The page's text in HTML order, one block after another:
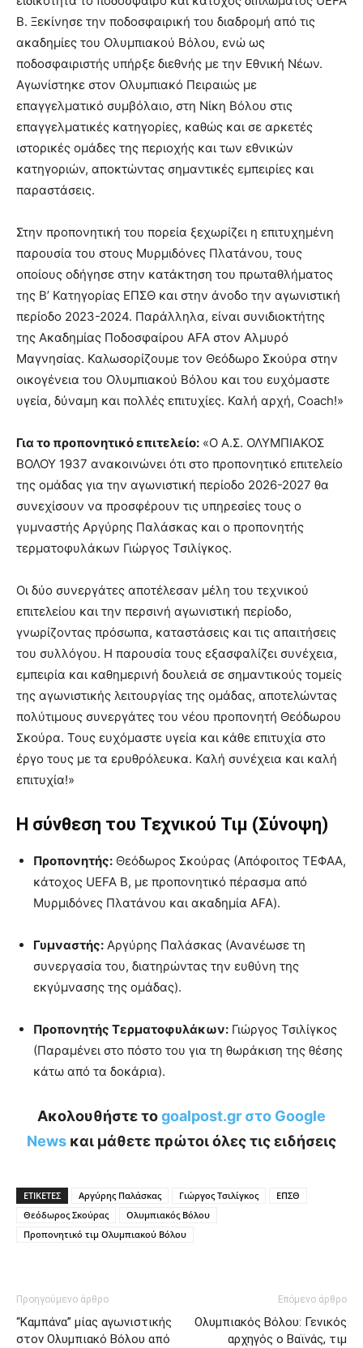
B. Ξεκίνησε την ποδοσφαιρική του διαδρομή από τις
ακαδημίες του Ολυμπιακού Βόλου, ενώ ως
ποδοσφαιριστής υπήρξε διεθνής με την Εθνική Νέων.
Αγωνίστηκε στον Ολυμπιακό Πειραιώς με
επαγγελματικό συμβόλαιο, στη Νίκη Βόλου στις
επαγγελματικές κατηγορίες, καθώς και σε αρκετές
ιστορικές ομάδες της περιοχής και των εθνικών
κατηγοριών, αποκτώντας σημαντικές εμπειρίες και
παραστάσεις.
Στην προπονητική του πορεία ξεχωρίζει η επιτυχημένη
παρουσία του στους Μυρμιδόνες Πλατάνου, τους
οποίους οδήγησε στην κατάκτηση του πρωταθλήματος
της Β’ Κατηγορίας ΕΠΣΘ και στην άνοδο την αγωνιστική
περίοδο 2023-2024. Παράλληλα, είναι συνιδιοκτήτης
της Ακαδημίας Ποδοσφαίρου AFA στον Αλμυρό
Μαγνησίας. Καλωσορίζουμε τον Θεόδωρο Σκούρα στην
οικογένεια του Ολυμπιακού Βόλου και του ευχόμαστε
υγεία, δύναμη και πολλές επιτυχίες. Καλή αρχή, Coach!»
Για το προπονητικό επιτελείο: «Ο Α.Σ. ΟΛΥΜΠΙΑΚΟΣ
ΒΟΛΟΥ 1937 ανακοινώνει ότι στο προπονητικό επιτελείο
της ομάδας για την αγωνιστική περίοδο 2026-2027 θα
συνεχίσουν να προσφέρουν τις υπηρεσίες τους ο
γυμναστής Αργύρης Παλάσκας και ο προπονητής
τερματοφυλάκων Γιώργος Τσιλίγκος.
Οι δύο συνεργάτες αποτέλεσαν μέλη του τεχνικού
επιτελείου και την περσινή αγωνιστική περίοδο,
γνωρίζοντας πρόσωπα, καταστάσεις και τις απαιτήσεις
του συλλόγου. Η παρουσία τους εξασφαλίζει συνέχεια,
εμπειρία και καθημερινή δουλειά σε σημαντικούς τομείς
της αγωνιστικής λειτουργίας της ομάδας, αποτελώντας
πολύτιμους συνεργάτες του νέου προπονητή Θεόδωρου
Σκούρα. Τους ευχόμαστε υγεία και κάθε επιτυχία στο
έργο τους με τα ερυθρόλευκα. Καλή συνέχεια και καλή
επιτυχία!»
Η σύνθεση του Τεχνικού Τιμ (Σύνοψη)
Προπονητής: Θεόδωρος Σκούρας (Απόφοιτος ΤΕΦΑΑ,
κάτοχος UEFA B, με προπονητικό πέρασμα από
Μυρμιδόνες Πλατάνου και ακαδημία AFA).
Γυμναστής: Αργύρης Παλάσκας (Ανανέωσε τη
συνεργασία του, διατηρώντας την ευθύνη της
εκγύμνασης της ομάδας).
Προπονητής Τερματοφυλάκων: Γιώργος Τσιλίγκος
(Παραμένει στο πόστο του για τη θωράκιση της θέσης
κάτω από τα δοκάρια).
Ακολουθήστε τοgoalpost.gr στο Google
News και μάθετε πρώτοι όλες τις ειδήσεις
ΕΤΙΚΕΤΕΣ Αργύρης Παλάσκας Γιώργος Τσιλίγκος
ΕΠΣΘ
Θεόδωρος Σκούρας
Ολυμπιακός Βόλου
Προπονητικό τιμ Ολυμπιακού Βόλου
Προηγούμενο άρθρο
“Καμπάνα” μίας αγωνιστικής
στον Ολυμπιακό Βόλου από
Επόμενο άρθρο
Ολυμπιακός Βόλου: Γενικός
αρχηγός ο Βαϊνάς, τιμ